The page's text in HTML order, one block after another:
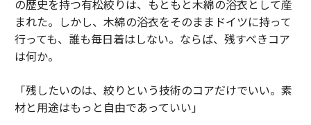
の歴史を持つ有松絞りは、もともと木綿の浴衣として産
まれた。しかし、木綿の浴衣をそのままドイツに持って
行っても、誰も毎日着はしない。ならば、残すべきコア
は何か。
「残したいのは、絞りという技術のコアだけでいい。素
材と用途はもっと自由であっていい」